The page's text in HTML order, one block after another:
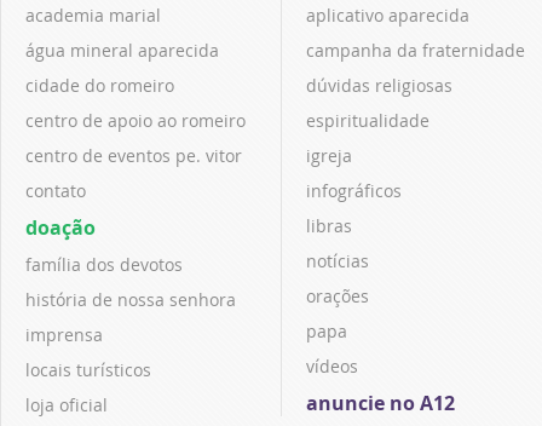
academia marial
água mineral aparecida
cidade do romeiro
centro de apoio ao romeiro
centro de eventos pe. vitor
contato
doação
família dos devotos
história de nossa senhora
imprensa
locais turísticos
loja oficial
aplicativo aparecida
campanha da fraternidade
dúvidas religiosas
espiritualidade
igreja
infográficos
libras
notícias
orações
papa
vídeos
anuncie no A12